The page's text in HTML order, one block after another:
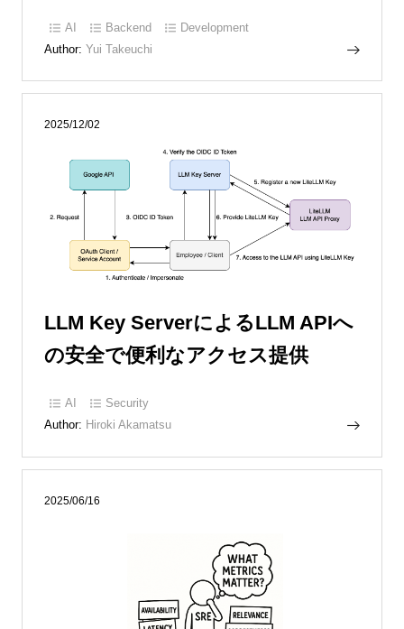
AI Backend
Development
Author: Yui Takeuchi
2025/12/02
LLM Key ServerによるLLM APIへ
の安全で便利なアクセス提供
AI
Security
Author: Hiroki Akamatsu
2025/06/16